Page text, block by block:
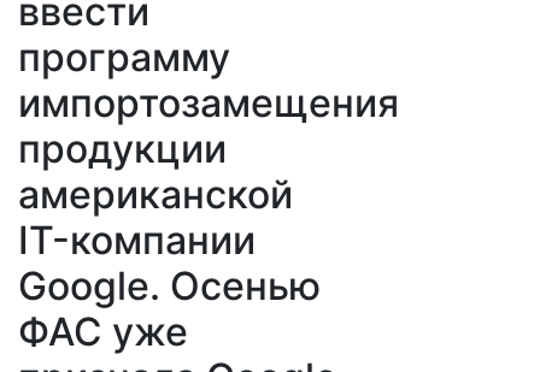
ввести
программу
импортозамещения
продукции
американской
IT-компании
Google. Осенью
ФАС уже